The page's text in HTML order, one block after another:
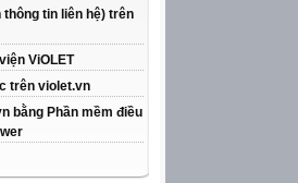
thông tin liên hệ) trên
ViOLET
trên violet.vn
bằng Phần mềm điều